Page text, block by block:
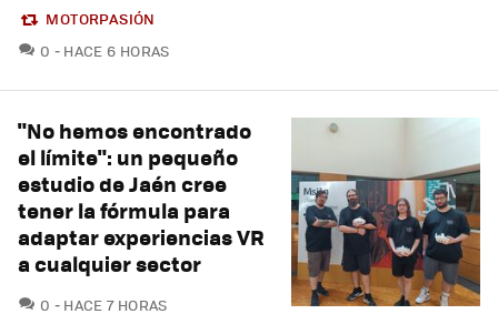
MOTORPASIÓN
0 COMENTARIOS
HACE 6 HORAS
"No hemos encontrado
el límite": un pequeño
estudio de Jaén cree
tener la fórmula para
adaptar experiencias VR
a cualquier sector
0 COMENTARIOS
HACE 7 HORAS